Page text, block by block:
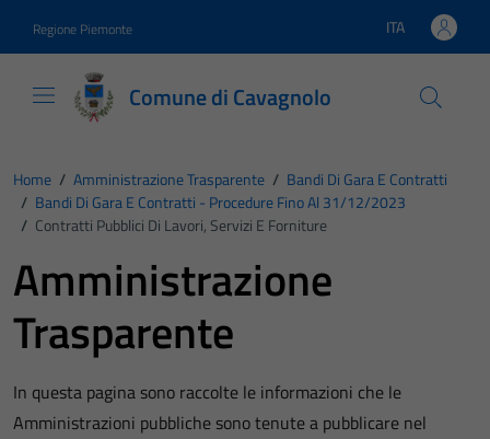
Regione Piemonte Lingua attiva:
ITA
Comune di Cavagnolo
Home / Amministrazione Trasparente / Bandi Di Gara E Contratti
/ Bandi Di Gara E Contratti - Procedure Fino Al 31/12/2023
/ Contratti Pubblici Di Lavori, Servizi E Forniture
Amministrazione
Trasparente
In questa pagina sono raccolte le informazioni che le
Amministrazioni pubbliche sono tenute a pubblicare nel